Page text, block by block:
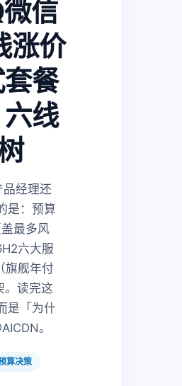
信
涨价
餐
线
经理还
是：预算
最多风
六大服
旗舰年付
。读完这
是「为什
。
算决策